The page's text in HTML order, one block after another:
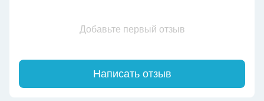
Добавьте первый отзыв
Написать отзыв